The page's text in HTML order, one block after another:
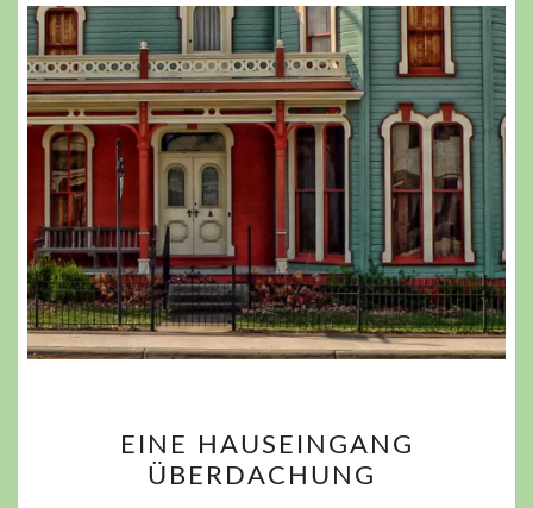
HAUSEINGANG
ÜBERDACHUNG
EINE HAUSEINGANG
ÜBERDACHUNG